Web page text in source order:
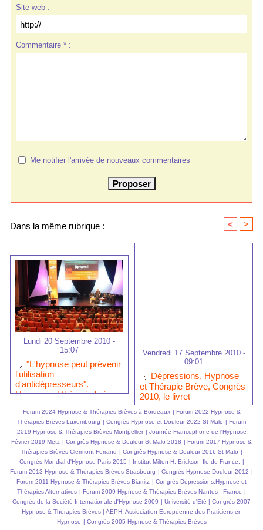
Site web :
Commentaire * :
Me notifier l'arrivée de nouveaux commentaires
Dans la même rubrique : < >
Lundi 20 Septembre 2010 -
15:07
"L'hypnose peut prévenir
l'utilisation
d'antidépresseurs".
Hypnose et thérapie brève
Vendredi 17 Septembre 2010 -
09:01
Dépressions, Hypnose
et Thérapie Brève, Congrès
2010, le livret
Forum 2024 Hypnose & Thérapies Brèves à Bordeaux | Forum 2022 Hypnose &
Thérapies Brèves Luxembourg | Congrès Hypnose et Douleur 2022 St Malo | Forum
2019 Hypnose & Thérapies Brèves Montpellier | Journée Francophone de l'Hypnose
Février 2019 Metz | Congrès Hypnose & Douleur St Malo 2018 | Forum 2017 Hypnose &
Thérapies Brèves Clermont-Ferrand | Congrès Hypnose & Douleur 2016 St Malo |
Congrès Mondial d'Hypnose Paris 2015 | Institut Milton H. Erickson Ile-de-France. |
Forum 2013 Hypnose & Thérapies Brèves Strasbourg | Congrès Hypnose Douleur 2012 |
Forum 2011 Hypnose & Thérapies Brèves Biarritz | Congrès Dépressions,Hypnose et
Thérapies Alternatives | Forum 2009 Hypnose & Thérapies Brèves Nantes - France |
Congrès de la Société Internationale d'Hypnose 2009 | Université d'Eté | Congrès 2007
Hypnose & Thérapies Brèves | AEPH- Assiociation Européenne des Praticiens en
Hypnose | Congrès 2005 Hypnose & Thérapies Brèves